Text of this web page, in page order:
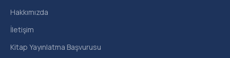
Hakkımızda
İletişim
Kitap Yayınlatma Başvurusu